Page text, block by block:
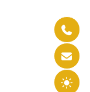


